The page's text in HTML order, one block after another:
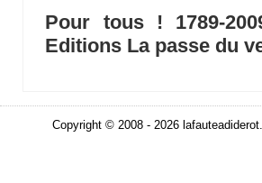
Pour tous ! 1789-
Editions La passe du
Copyright © 2008 - 2026